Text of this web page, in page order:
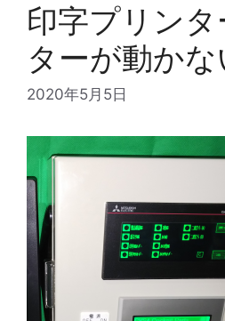
印字プリン
ターが動か
2020年5月5日